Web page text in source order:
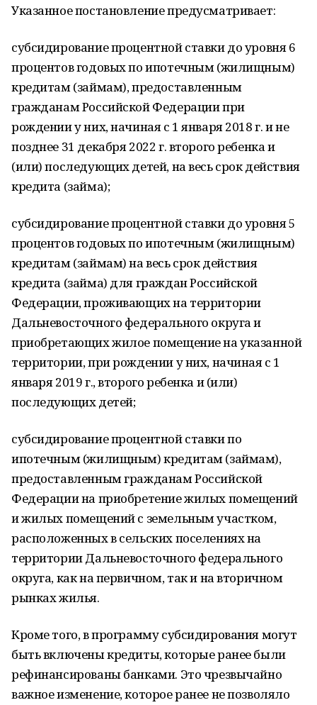
Указанное постановление предусматривает:
субсидирование процентной ставки до уровня 6
процентов годовых по ипотечным (жилищным)
кредитам (займам), предоставленным
гражданам Российской Федерации при
рождении у них, начиная с 1 января 2018 г. и не
позднее 31 декабря 2022 г. второго ребенка и
(или) последующих детей, на весь срок действия
кредита (займа);
субсидирование процентной ставки до уровня 5
процентов годовых по ипотечным (жилищным)
кредитам (займам) на весь срок действия
кредита (займа) для граждан Российской
Федерации, проживающих на территории
Дальневосточного федерального округа и
приобретающих жилое помещение на указанной
территории, при рождении у них, начиная с 1
января 2019 г., второго ребенка и (или)
последующих детей;
субсидирование процентной ставки по
ипотечным (жилищным) кредитам (займам),
предоставленным гражданам Российской
Федерации на приобретение жилых помещений
и жилых помещений с земельным участком,
расположенных в сельских поселениях на
территории Дальневосточного федерального
округа, как на первичном, так и на вторичном
рынках жилья.
Кроме того, в программу субсидирования могут
быть включены кредиты, которые ранее были
рефинансированы банками. Это чрезвычайно
важное изменение, которое ранее не позволяло